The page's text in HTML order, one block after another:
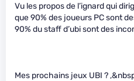
Vu les propos de l’ignard qui
que 90% des joueurs PC sont
90% du staff d’ubi sont des
Mes prochains jeux UBI ?